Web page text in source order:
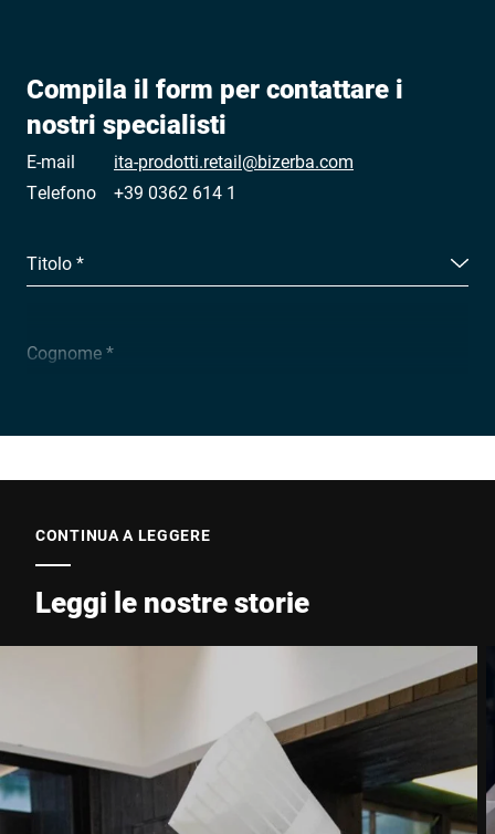
Compila il form per contattare i
nostri specialisti
E-mail
ita-prodotti.retail@bizerba.com
Telefono
+39 0362 614 1
Titolo *
Cognome *
Ragione sociale *
E-mail *
Telefono *
CAP *
CONTINUA A LEGGERE
Leggi le nostre storie